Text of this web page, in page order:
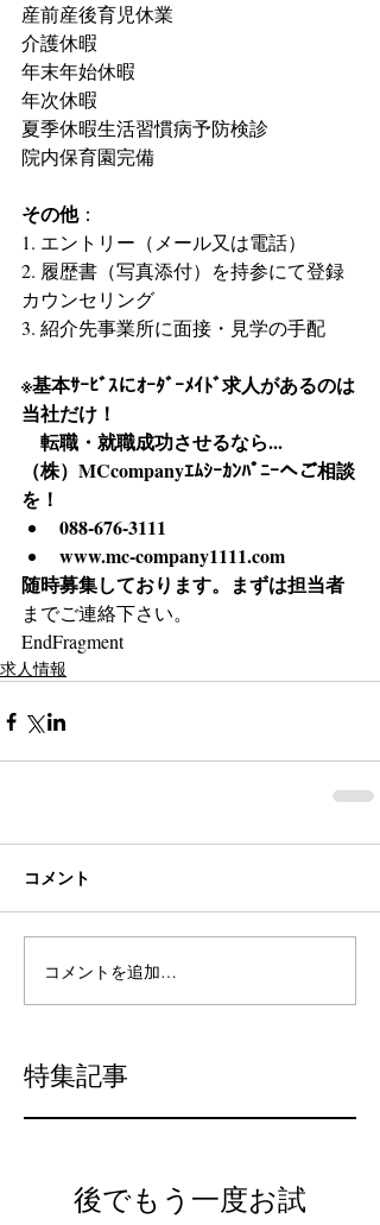
産前産後育児休業
介護休暇
年末年始休暇
年次休暇
夏季休暇生活習慣病予防検診
院内保育園完備
その他：
1. エントリー（メール又は電話）
2. 履歴書（写真添付）を持参にて登録
カウンセリング
3. 紹介先事業所に面接・見学の手配
※基本ｻｰﾋﾞｽにｵｰﾀﾞｰﾒｲﾄﾞ求人があるのは
当社だけ！
転職・就職成功させるなら...
（株）MCcompanyｴﾑｼｰｶﾝﾊﾟﾆｰへご相談
を！
088-676-3111
www.mc-company1111.com
随時募集しております。まずは担当者
までご連絡下さい。
EndFragment
求人情報
コメント
コメントを追加…
特集記事
後でもう一度お試